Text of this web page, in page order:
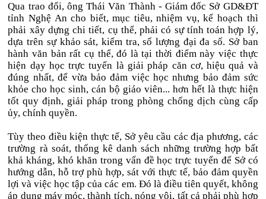
Qua trao đổi, ông Thái Văn Thành - Giám đốc Sở GD&ĐT
tỉnh Nghệ An cho biết, mục tiêu, nhiệm vụ, kế hoạch thì
phải xây dựng chi tiết, cụ thể, phải có sự tính toán hợp lý,
dựa trên sự khảo sát, kiểm tra, số lượng đại đa số. Sở ban
hành văn bản rất cụ thể, đó là tại thời điểm này việc thực
hiện dạy học trực tuyến là giải pháp căn cơ, hiệu quả và
đúng nhất, để vừa bảo đảm việc học nhưng bảo đảm sức
khỏe cho học sinh, cán bộ giáo viên... hơn hết là thực hiện
tốt quy định, giải pháp trong phòng chống dịch cùng cấp
ủy, chính quyền.
Tùy theo điều kiện thực tế, Sở yêu cầu các địa phương, các
trường rà soát, thống kê danh sách những trường hợp bất
khả kháng, khó khăn trong vấn đề học trực tuyến để Sở có
hướng dẫn, hỗ trợ phù hợp, sát với thực tế, bảo đảm quyền
lợi và việc học tập của các em. Đó là điều tiên quyết, không
áp dụng máy móc, thành tích, nóng vội, tất cả phải phù hợp